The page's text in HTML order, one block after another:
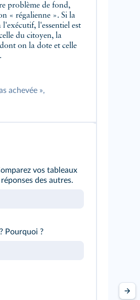
problème de fond,
« régalienne ». Si la
l'essentiel est
du citoyen, la
on la dote et celle
achevée »,
vos tableaux
des autres.
Pourquoi ?